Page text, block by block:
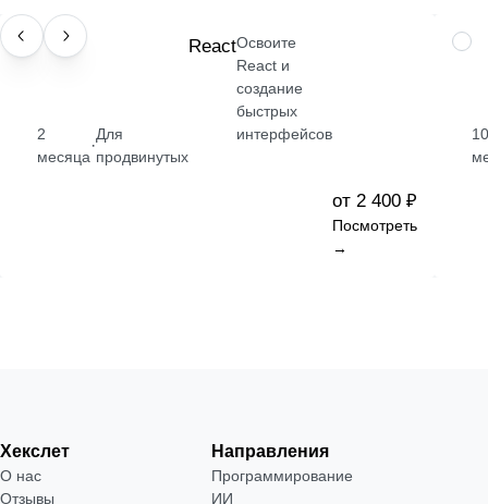
НАВЫК
2
месяца
·
Для
продвинутых
ReactОсвоите
React и
создание
быстрых
интерфейсов
от 2 400 ₽
Посмотреть
→
10
Хекслет
О нас
Отзывы
Направления
Программирование
ИИ